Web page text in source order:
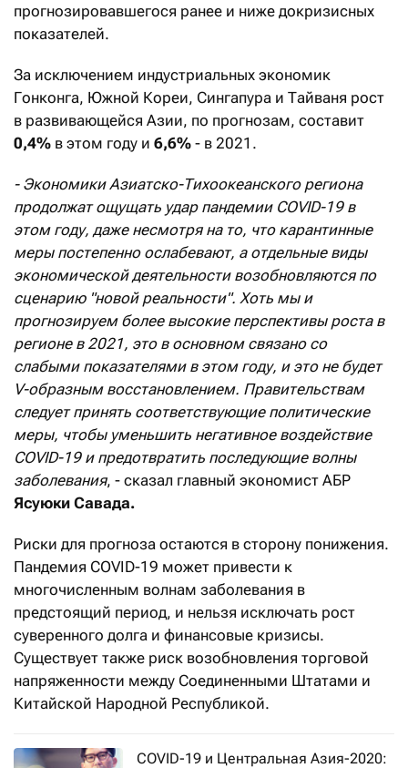
прогнозировавшегося ранее и ниже докризисных
показателей.
За исключением индустриальных экономик
Гонконга, Южной Кореи, Сингапура и Тайваня рост
в развивающейся Азии, по прогнозам, составит
0,4% в этом году и 6,6% - в 2021.
- Экономики Азиатско-Тихоокеанского региона
продолжат ощущать удар пандемии COVID-19 в
этом году, даже несмотря на то, что карантинные
меры постепенно ослабевают, а отдельные виды
экономической деятельности возобновляются по
сценарию "новой реальности". Хоть мы и
прогнозируем более высокие перспективы роста в
регионе в 2021, это в основном связано со
слабыми показателями в этом году, и это не будет
V-образным восстановлением. Правительствам
следует принять соответствующие политические
меры, чтобы уменьшить негативное воздействие
COVID-19 и предотвратить последующие волны
заболевания, - сказал главный экономист АБР
Ясуюки Савада.
Риски для прогноза остаются в сторону понижения.
Пандемия COVID-19 может привести к
многочисленным волнам заболевания в
предстоящий период, и нельзя исключать рост
суверенного долга и финансовые кризисы.
Существует также риск возобновления торговой
напряженности между Соединенными Штатами и
Китайской Народной Республикой.
COVID-19 и Центральная Азия-2020: